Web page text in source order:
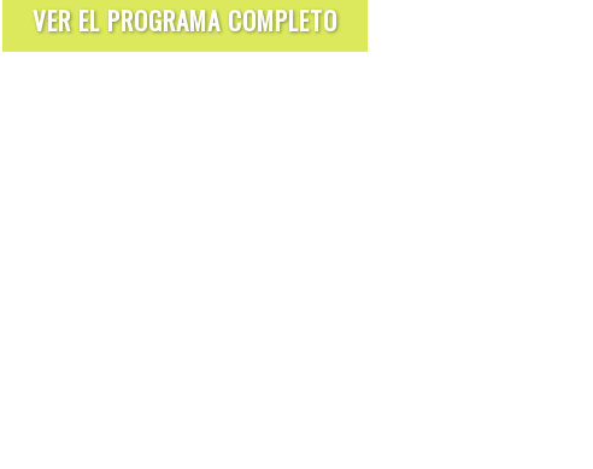
VER EL PROGRAMA COMPLETO